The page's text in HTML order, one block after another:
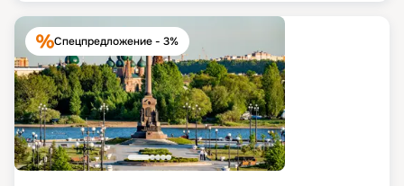
Спецпредложение - 3%